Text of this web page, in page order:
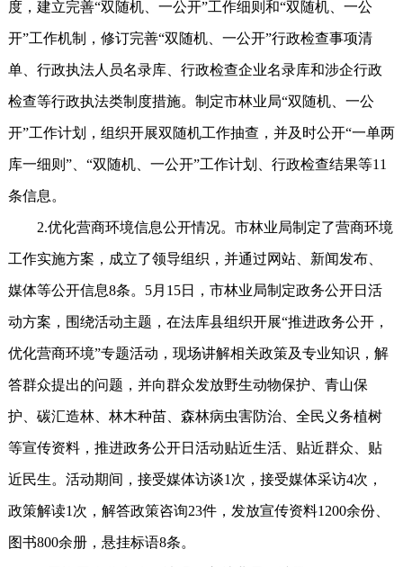
度，建立完善“双随机、一公开”工作细则和“双随机、一公
开”工作机制，修订完善“双随机、一公开”行政检查事项清
单、行政执法人员名录库、行政检查企业名录库和涉企行政
检查等行政执法类制度措施。制定市林业局“双随机、一公
开”工作计划，组织开展双随机工作抽查，并及时公开“一单两
库一细则”、“双随机、一公开”工作计划、行政检查结果等11
条信息。
2.优化营商环境信息公开情况。市林业局制定了营商环境
工作实施方案，成立了领导组织，并通过网站、新闻发布、
媒体等公开信息8条。5月15日，市林业局制定政务公开日活
动方案，围绕活动主题，在法库县组织开展“推进政务公开，
优化营商环境”专题活动，现场讲解相关政策及专业知识，解
答群众提出的问题，并向群众发放野生动物保护、青山保
护、碳汇造林、林木种苗、森林病虫害防治、全民义务植树
等宣传资料，推进政务公开日活动贴近生活、贴近群众、贴
近民生。活动期间，接受媒体访谈1次，接受媒体采访4次，
政策解读1次，解答政策咨询23件，发放宣传资料1200余份、
图书800余册，悬挂标语8条。